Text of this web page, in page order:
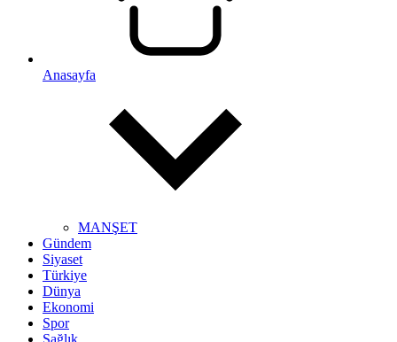
Anasayfa
MANŞET
Gündem
Siyaset
Türkiye
Dünya
Ekonomi
Spor
Sağlık